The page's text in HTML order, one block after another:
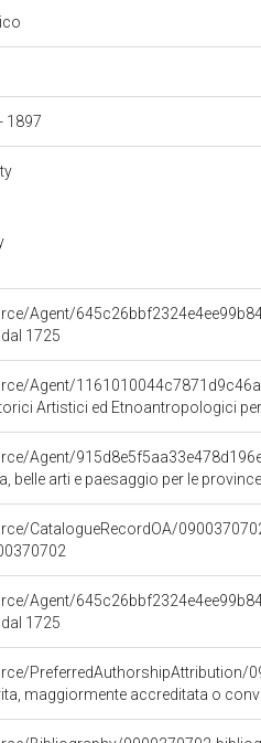
1897
Agent/
1725
Agent/
Artistici ed Etnoantropologici
Agent/
belle arti e paesaggio per le
CatalogueRecordOA/
Agent/
1725
PreferredAuthorshipAttribution/
maggiormente accreditata o